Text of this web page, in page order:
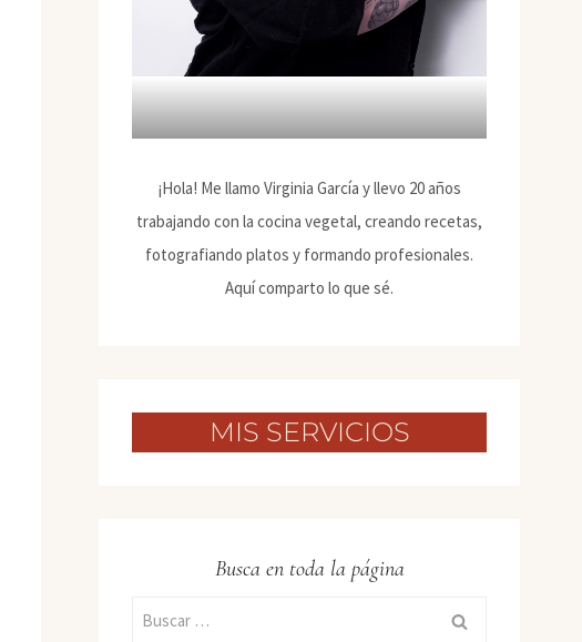
¡Hola! Me llamo Virginia García y llevo 20 años
trabajando con la cocina vegetal, creando recetas,
fotografiando platos y formando profesionales.
Aquí comparto lo que sé.
MIS SERVICIOS
Busca en toda la página
Buscar: